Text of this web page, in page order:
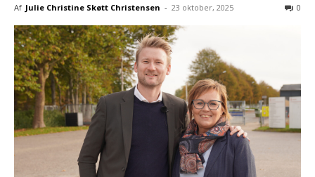
Af Julie Christine Skøtt Christensen - 23 oktober, 2025 0